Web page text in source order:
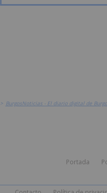
> BurgosNoticias - El diario digital de
Portada